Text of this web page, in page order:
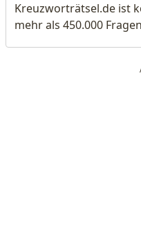
Kreuzworträtsel.de ist
mehr als 450.000